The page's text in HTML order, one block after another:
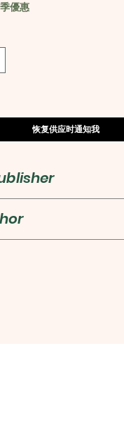
優惠
恢复供应时通知我
(香港)有限公司